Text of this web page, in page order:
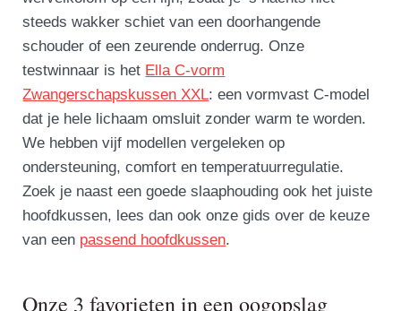
steeds wakker schiet van een doorhangende
schouder of een zeurende onderrug. Onze
testwinnaar is het Ella C-vorm
Zwangerschapskussen XXL: een vormvast C-model
dat je hele lichaam omsluit zonder warm te worden.
We hebben vijf modellen vergeleken op
ondersteuning, comfort en temperatuurregulatie.
Zoek je naast een goede slaaphouding ook het juiste
hoofdkussen, lees dan ook onze gids over de keuze
van een passend hoofdkussen.
Onze 3 favorieten in een oogopslag